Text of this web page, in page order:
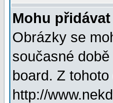
Mohu
Obrázky se
současné
board. Z
http://